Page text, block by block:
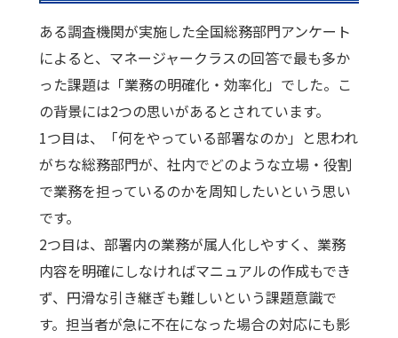
ある調査機関が実施した全国総務部門アンケート
によると、マネージャークラスの回答で最も多か
った課題は「業務の明確化・効率化」でした。こ
の背景には2つの思いがあるとされています。
1つ目は、「何をやっている部署なのか」と思われ
がちな総務部門が、社内でどのような立場・役割
で業務を担っているのかを周知したいという思い
です。
2つ目は、部署内の業務が属人化しやすく、業務
内容を明確にしなければマニュアルの作成もでき
ず、円滑な引き継ぎも難しいという課題意識で
す。担当者が急に不在になった場合の対応にも影